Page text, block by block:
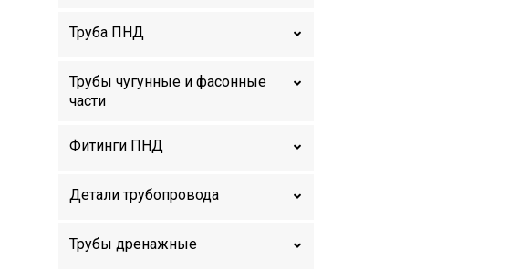
Труба ПНД
Трубы чугунные и фасонные
части
Фитинги ПНД
Детали трубопровода
Трубы дренажные